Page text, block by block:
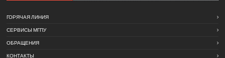
ГОРЯЧАЯ ЛИНИЯ
СЕРВИСЫ МГПУ
ОБРАЩЕНИЯ
КОНТАКТЫ